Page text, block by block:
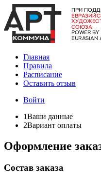
Главная
Правила
Расписание
Оставить отзыв
Войти
1Ваши данные
2Вариант оплаты
Оформление
Состав заказа